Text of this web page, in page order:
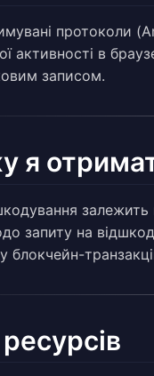
протоколи
активності в
записом.
я
запиту на
блокчейн-